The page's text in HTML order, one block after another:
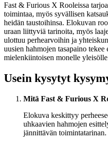
Fast & Furious X Rooleissa
toimintaa, myös syvällisen
heidän taustoihinsa. Elokuvan
uraan liittyviä tarinoita, myös
ulottuu perhearvoihin ja
uusien hahmojen tasapaino
mielenkiintoisen monelle
Usein kysytyt
Mitä Fast & Furious X
Elokuva keskittyy
uhkaavien hahmojen
jännittävän toimintatarinan.